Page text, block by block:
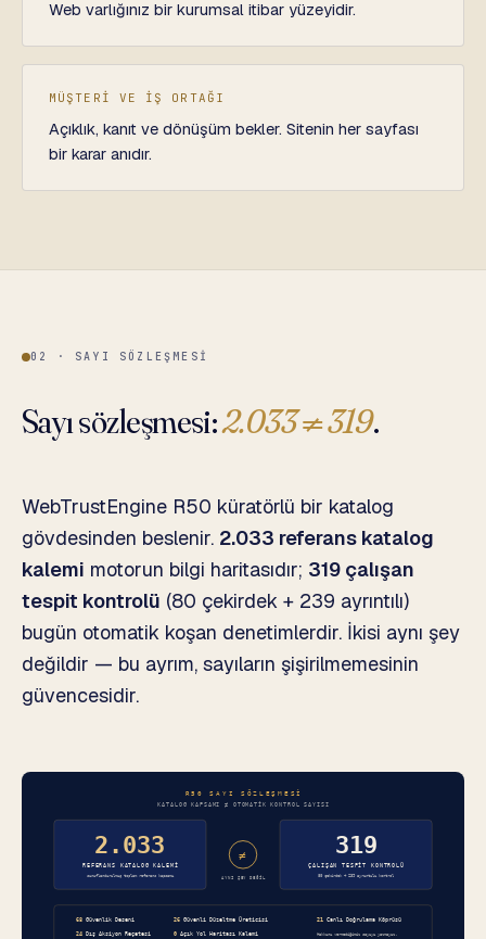
Web varlığınız bir kurumsal itibar yüzeyidir.
MÜŞTERİ VE İŞ ORTAĞI
Açıklık, kanıt ve dönüşüm bekler. Sitenin her sayfası
bir karar anıdır.
02 · SAYI SÖZLEŞMESI
Sayı sözleşmesi:2.033 ≠ 319.
WebTrustEngine R50 küratörlü bir katalog
gövdesinden beslenir. 2.033 referans katalog
kalemi motorun bilgi haritasıdır; 319 çalışan
tespit kontrolü (80 çekirdek + 239 ayrıntılı)
bugün otomatik koşan denetimlerdir. İkisi aynı şey
değildir — bu ayrım, sayıların şişirilmemesinin
güvencesidir.